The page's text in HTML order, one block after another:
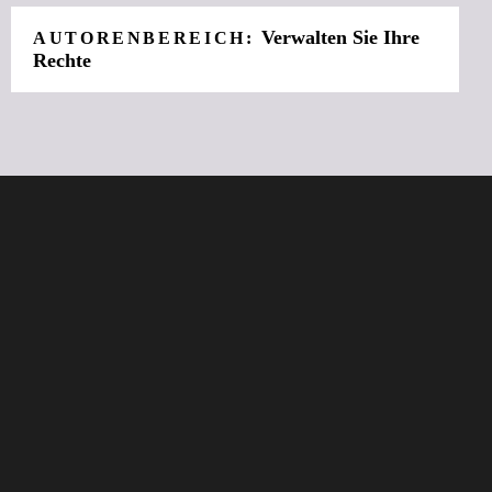
AUTORENBEREICH:Verwalten Sie Ihre
Rechte